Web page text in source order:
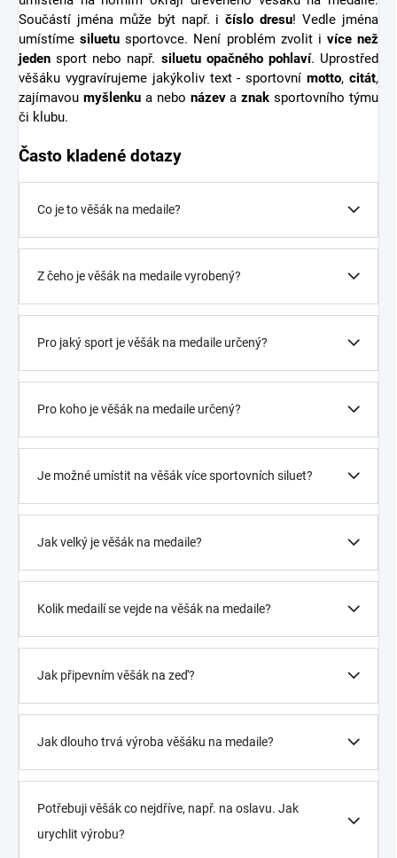
Součástí jména může být např. ičíslo dresu! Vedle jména
umístímesiluetu sportovce. Není problém zvolit i více než
jeden sport nebo např. siluetu opačného pohlaví. Uprostřed
věšáku vygravírujeme jakýkoliv text - sportovnímotto,citát,
zajímavou myšlenkua nebo názevaznak sportovního týmu
či klubu.
Často kladené dotazy
Co je to věšák na medaile?
Z čeho je věšák na medaile vyrobený?
Pro jaký sport je věšák na medaile určený?
Pro koho je věšák na medaile určený?
Je možné umístit na věšák více sportovních siluet?
Jak velký je věšák na medaile?
Kolik medailí se vejde na věšák na medaile?
Jak připevním věšák na zeď?
Jak dlouho trvá výroba věšáku na medaile?
Potřebuji věšák co nejdříve, např. na oslavu. Jak
urychlit výrobu?